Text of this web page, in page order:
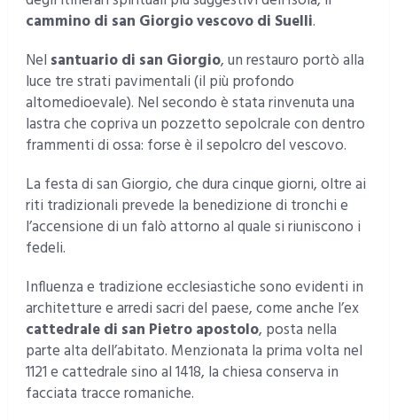
cammino di san Giorgio vescovo di Suelli.
Nel santuario di san Giorgio, un restauro portò alla
luce tre strati pavimentali (il più profondo
altomedioevale). Nel secondo è stata rinvenuta una
lastra che copriva un pozzetto sepolcrale con dentro
frammenti di ossa: forse è il sepolcro del vescovo.
La festa di san Giorgio, che dura cinque giorni, oltre ai
riti tradizionali prevede la benedizione di tronchi e
l’accensione di un falò attorno al quale si riuniscono i
fedeli.
Influenza e tradizione ecclesiastiche sono evidenti in
architetture e arredi sacri del paese, come anche l’ex
cattedrale di san Pietro apostolo, posta nella
parte alta dell’abitato. Menzionata la prima volta nel
1121 e cattedrale sino al 1418, la chiesa conserva in
facciata tracce romaniche.